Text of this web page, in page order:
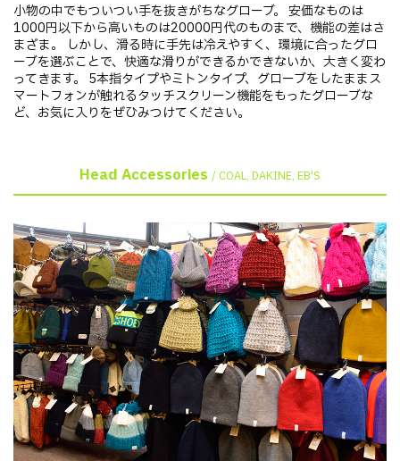
小物の中でもついつい手を抜きがちなグローブ。 安価なものは
1000円以下から高いものは20000円代のものまで、機能の差はさ
まざま。 しかし、滑る時に手先は冷えやすく、環境に合ったグロ
ーブを選ぶことで、快適な滑りができるかできないか、大きく変わ
ってきます。 5本指タイプやミトンタイプ、グローブをしたままス
マートフォンが触れるタッチスクリーン機能をもったグローブな
ど、お気に入りをぜひみつけてください。
Head Accessories / COAL, DAKINE, EB'S